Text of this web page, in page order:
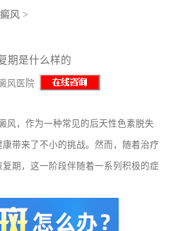
风 >
期是什么样的
风医院
风，作为一种常见的后天性色素脱失
带来了不小的挑战。然而，随着治疗
期，这一阶段伴随着一系列积极的症